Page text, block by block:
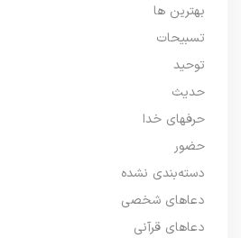
بهترین ها
تسبیحات
توحید
حدیث
حرفهای خدا
حضور
دسته‌بندی نشده
دعاهای شخصی
دعاهای قرآنی